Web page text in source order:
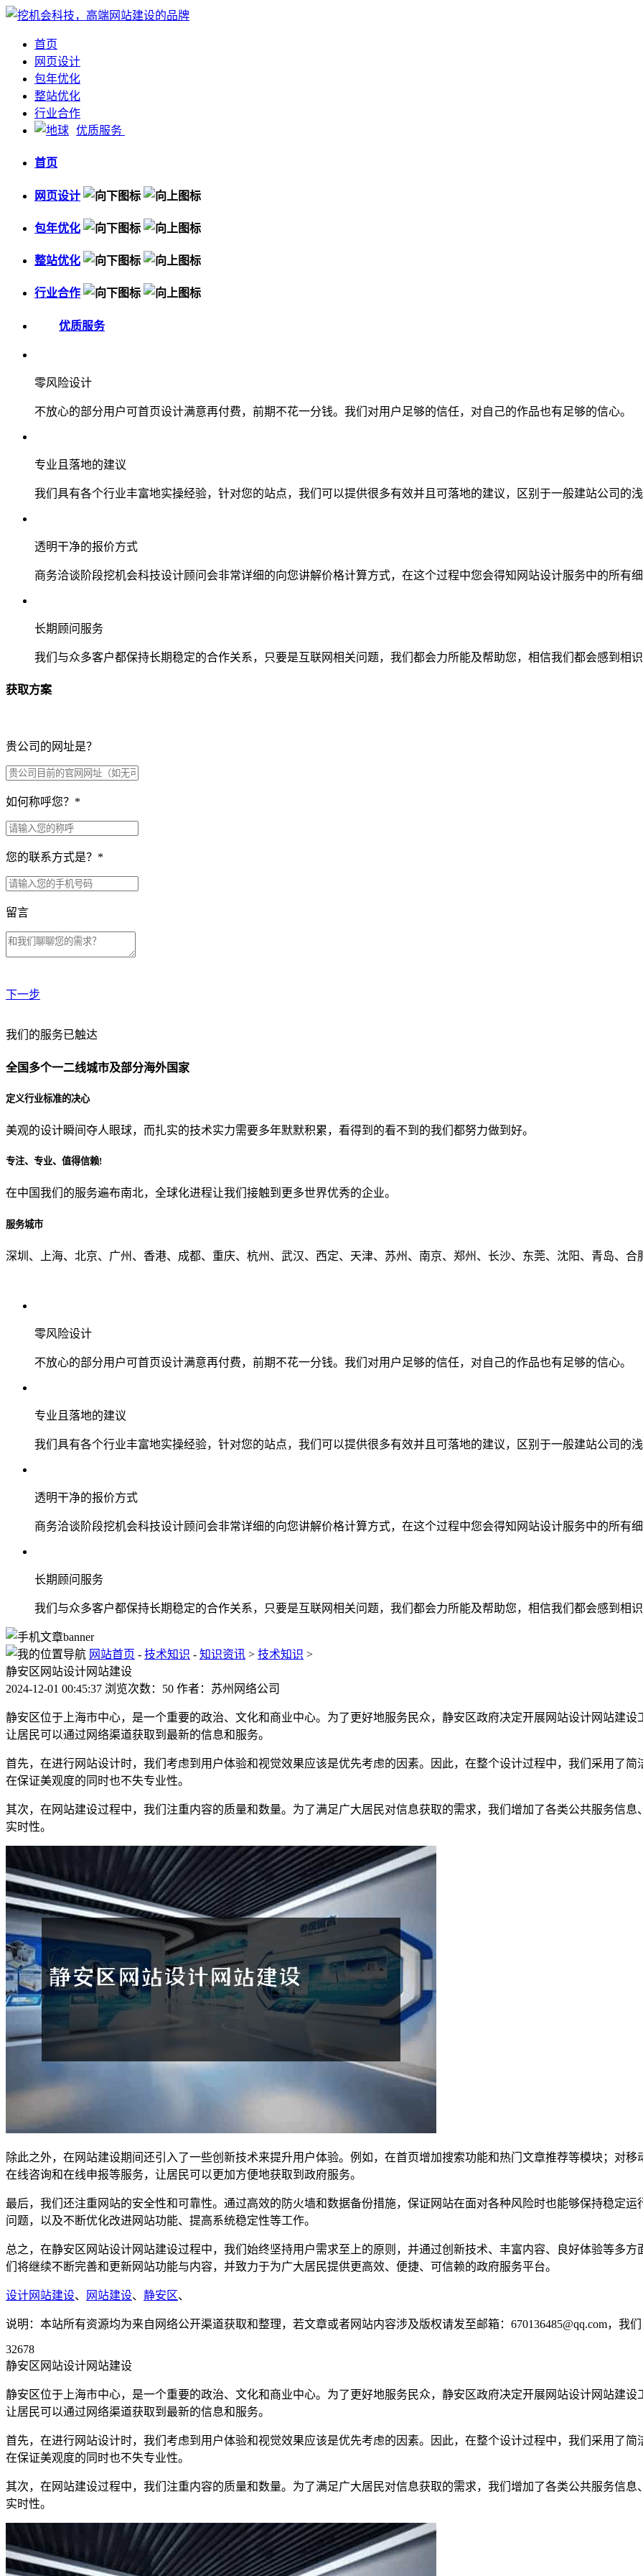
首页
网页设计
包年优化
整站优化
行业合作
优质服务
首页
网页设计
包年优化
整站优化
行业合作
优质服务
零风险设计
不放心的部分用户可首页设计满意再付费，前期不花一分钱。我们对用户足够的信任，对自己的作品也有足够的信心。
专业且落地的建议
我们具有各个行业丰富地实操经验，针对您的站点，我们可以提供很多有效并且可落地的建议，区别于一般建站公司的
透明干净的报价方式
商务洽谈阶段挖机会科技设计顾问会非常详细的向您讲解价格计算方式，在这个过程中您会得知网站设计服务中的所有
长期顾问服务
我们与众多客户都保持长期稳定的合作关系，只要是互联网相关问题，我们都会力所能及帮助您，相信我们都会感到相
获取方案
贵公司的网址是？
如何称呼您？ *
您的联系方式是？ *
留言
下一步
贵公司预算范围是？
贵公司的团队规模是？
从哪里了解到我们？
我们的服务已触达
全国多个一二线城市及部分海外国家
定义行业标准的决心
美观的设计瞬间夺人眼球，而扎实的技术实力需要多年默默积累，看得到的看不到的我们都努力做到好。
专注、专业、值得信赖!
在中国我们的服务遍布南北，全球化进程让我们接触到更多世界优秀的企业。
服务城市
深圳、上海、北京、广州、香港、成都、重庆、杭州、武汉、西定、天津、苏州、南京、郑州、长沙、东莞、沈阳、青岛、合
零风险设计
不放心的部分用户可首页设计满意再付费，前期不花一分钱。我们对用户足够的信任，对自己的作品也有足够的信心。
专业且落地的建议
我们具有各个行业丰富地实操经验，针对您的站点，我们可以提供很多有效并且可落地的建议，区别于一般建站公司的
透明干净的报价方式
商务洽谈阶段挖机会科技设计顾问会非常详细的向您讲解价格计算方式，在这个过程中您会得知网站设计服务中的所有
长期顾问服务
我们与众多客户都保持长期稳定的合作关系，只要是互联网相关问题，我们都会力所能及帮助您，相信我们都会感到相
网站首页 - 技术知识 - 知识资讯 > 技术知识 >
静安区网站设计网站建设
2024-12-01 00:45:37 浏览次数：50 作者：苏州网络公司
静安区位于上海市中心，是一个重要的政治、文化和商业中心。为了更好地服务民众，静安区政府决定开展网站设计网站建
让居民可以通过网络渠道获取到最新的信息和服务。
首先，在进行网站设计时，我们考虑到用户体验和视觉效果应该是优先考虑的因素。因此，在整个设计过程中，我们采用了
在保证美观度的同时也不失专业性。
其次，在网站建设过程中，我们注重内容的质量和数量。为了满足广大居民对信息获取的需求，我们增加了各类公共服务信
实时性。
除此之外，在网站建设期间还引入了一些创新技术来提升用户体验。例如，在首页增加搜索功能和热门文章推荐等模块；对
在线咨询和在线申报等服务，让居民可以更加方便地获取到政府服务。
最后，我们还注重网站的安全性和可靠性。通过高效的防火墙和数据备份措施，保证网站在面对各种风险时也能够保持稳定
问题，以及不断优化改进网站功能、提高系统稳定性等工作。
总之，在静安区网站设计网站建设过程中，我们始终坚持用户需求至上的原则，并通过创新技术、丰富内容、良好体验等多
们将继续不断完善和更新网站功能与内容，并致力于为广大居民提供更高效、便捷、可信赖的政府服务平台。
设计网站建设、 网站建设、 静安区、
说明：本站所有资源均为来自网络公开渠道获取和整理，若文章或者网站内容涉及版权请发至邮箱：670136485@qq.com，我
32678
静安区网站设计网站建设
静安区位于上海市中心，是一个重要的政治、文化和商业中心。为了更好地服务民众，静安区政府决定开展网站设计网站建
让居民可以通过网络渠道获取到最新的信息和服务。
首先，在进行网站设计时，我们考虑到用户体验和视觉效果应该是优先考虑的因素。因此，在整个设计过程中，我们采用了
在保证美观度的同时也不失专业性。
其次，在网站建设过程中，我们注重内容的质量和数量。为了满足广大居民对信息获取的需求，我们增加了各类公共服务信
实时性。